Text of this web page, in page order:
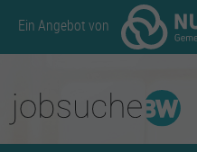
Ein Angebot von